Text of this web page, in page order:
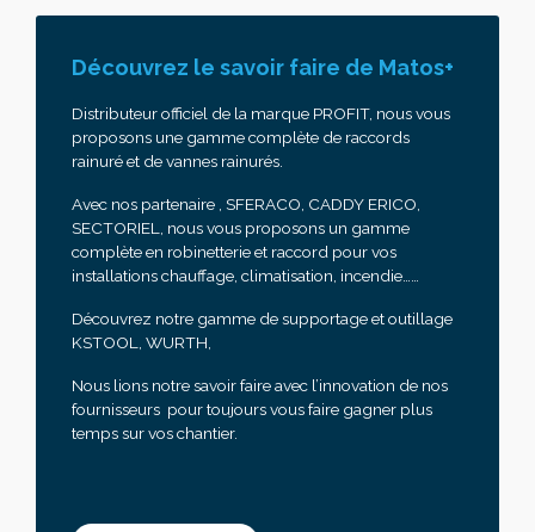
Découvrez le savoir faire de Matos+
Distributeur officiel de la marque PROFIT, nous vous
proposons une gamme complète de raccords
rainuré et de vannes rainurés.
Avec nos partenaire , SFERACO, CADDY ERICO,
SECTORIEL, nous vous proposons un gamme
complète en robinetterie et raccord pour vos
installations chauffage, climatisation, incendie……
Découvrez notre gamme de supportage et outillage
KSTOOL, WURTH,
Nous lions notre savoir faire avec l’innovation de nos
fournisseurs pour toujours vous faire gagner plus
temps sur vos chantier.